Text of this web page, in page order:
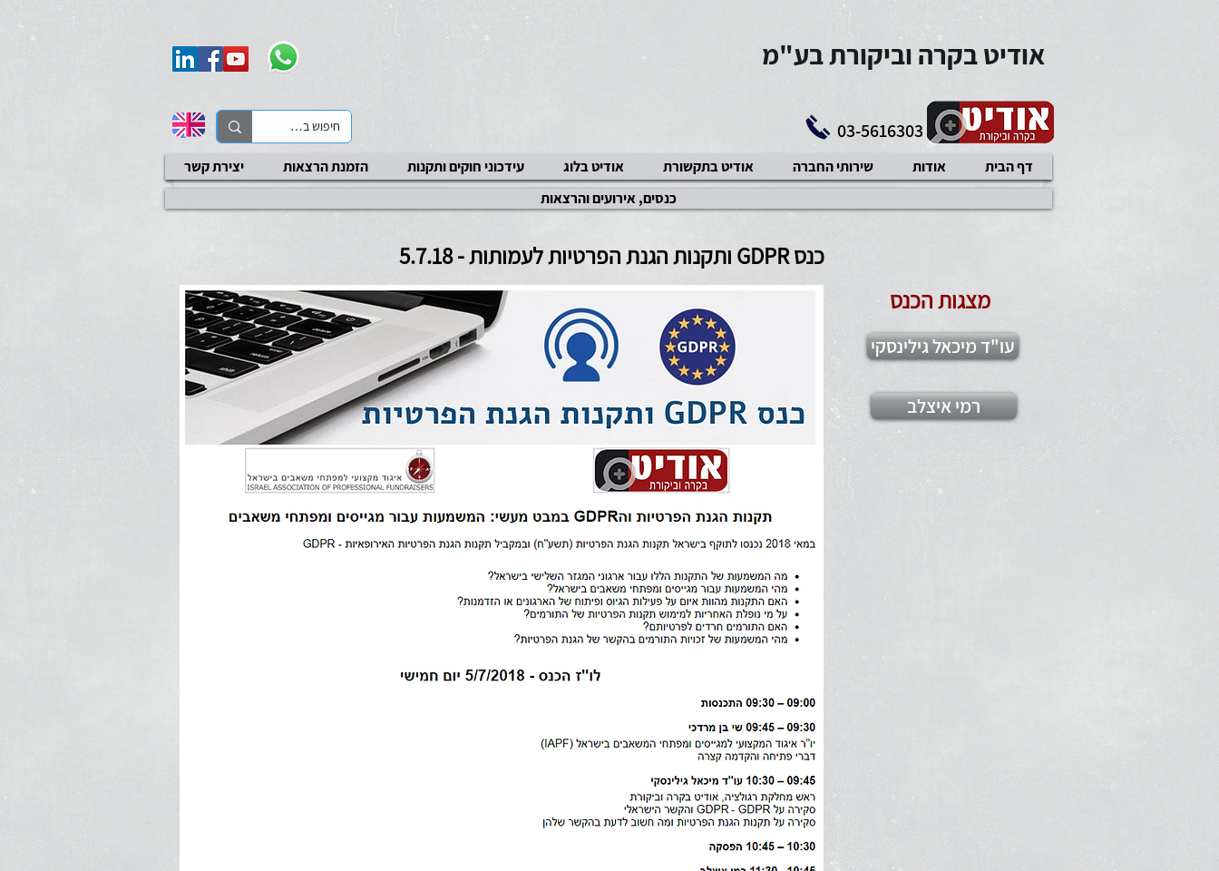
Add to Calendar
אודיט בקרה וביקורת בע"מ
03-5616303
דף הבית אודות שירותי החברה אודיט בתקשורת אודיט בלוג עידכוני חוקים ותקנות הזמנת הרצאות
יצירת קשר
כנסים, אירועים והרצאות
כנס GDPR ותקנות הגנת הפרטיות לעמותות -
5.7.18
מצגות הכנס
עו"ד מיכאל גילינסקי
רמי איצלב